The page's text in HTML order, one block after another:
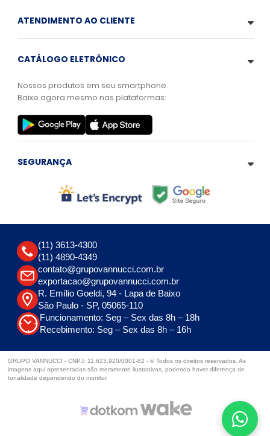
ATENDIMENTO AO CLIENTE
CATÁLOGO ELETRÔNICO
Nossos produtos em seu smartphone.
Baixe agora mesmo nas plataformas:
SEGURANÇA
(11) 3613-4300
(11) 4890-4349
contato@grupovannucci.com.br
exportacao@grupovannucci.com.br
R. Emílio Goeldi, 94 - Lapa de Baixo
São Paulo - SP, 05065-110
Funcionamento: Seg – Sex das 8h – 18h
Recebimento: Seg – Sex das 8h – 16h
GRUPO VANNUCCI - CNPJ: 11.623.920/0001-82 - © Todos os direitos reservados. As
imagens aqui apresentadas são meramente ilustrativas, podendo haver diferença de
tonalidade dependendo do monitor.